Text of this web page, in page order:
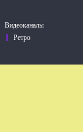
Видеоканалы
Ретро